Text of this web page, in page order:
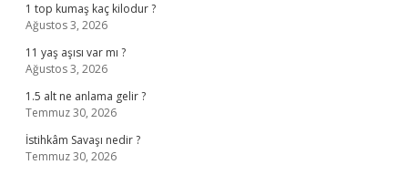
1 top kumaş kaç kilodur ?
Ağustos 3, 2026
11 yaş aşısı var mı ?
Ağustos 3, 2026
1.5 alt ne anlama gelir ?
Temmuz 30, 2026
İstihkâm Savaşı nedir ?
Temmuz 30, 2026